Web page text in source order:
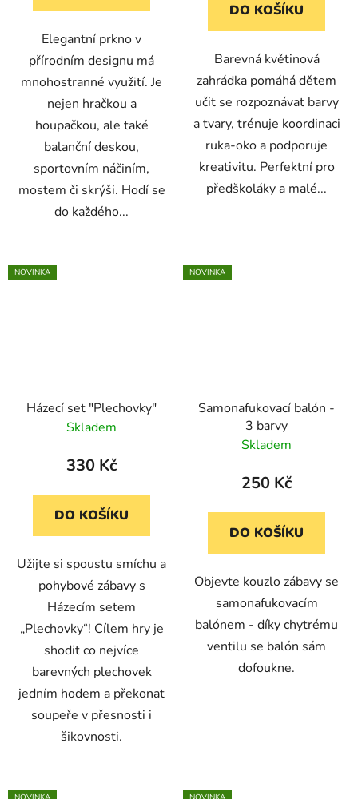
Elegantní prkno v
přírodním designu má
mnohostranné využití. Je
nejen hračkou a
houpačkou, ale také
balanční deskou,
sportovním náčiním,
mostem či skrýši. Hodí se
do každého...
DO KOŠÍKU
Barevná květinová
zahrádka pomáhá dětem
učit se rozpoznávat barvy
a tvary, trénuje koordinaci
ruka-oko a podporuje
kreativitu. Perfektní pro
předškoláky a malé...
NOVINKA
Házecí set "Plechovky"
Skladem
330 Kč
DO KOŠÍKU
Užijte si spoustu smíchu a
pohybové zábavy s
Házecím setem
„Plechovky“! Cílem hry je
shodit co nejvíce
barevných plechovek
jedním hodem a překonat
soupeře v přesnosti i
šikovnosti.
NOVINKA
Samonafukovací balón -
3 barvy
Skladem
250 Kč
DO KOŠÍKU
Objevte kouzlo zábavy se
samonafukovacím
balónem - díky chytrému
ventilu se balón sám
dofoukne.